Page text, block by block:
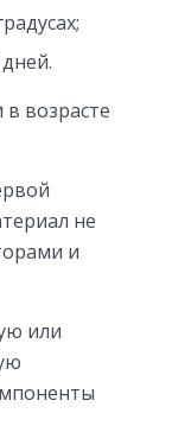
возрасте
не
и
или